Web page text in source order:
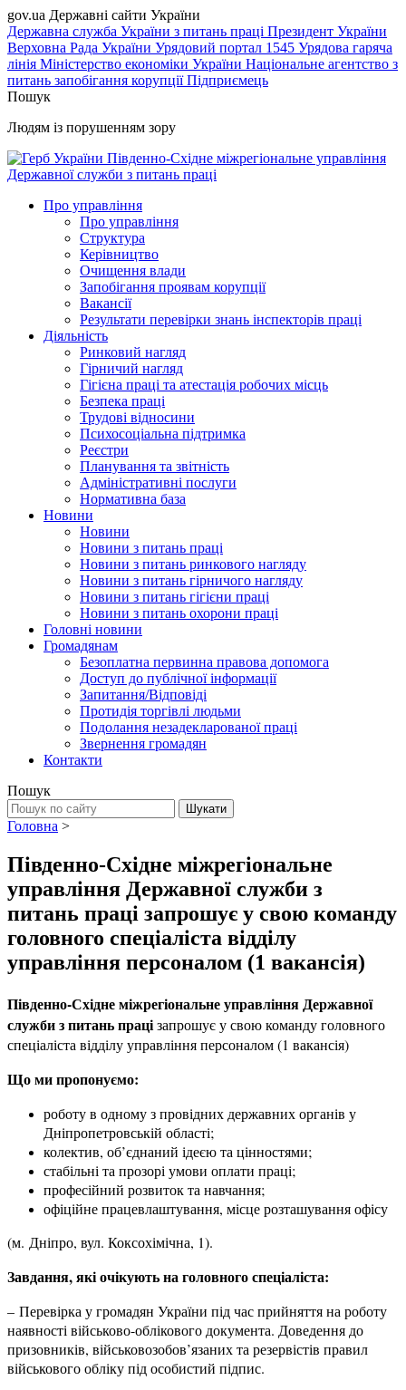
gov.ua Державні сайти України
Державна служба України з питань праці Президент України
Верховна Рада України Урядовий портал 1545 Урядова гаряча
лінія Міністерство економіки України Національне агентство з
питань запобігання корупціїПідприємець
Пошук
Людям із порушенням зору
Південно-Східне міжрегіональне управління
Державної служби з питань праці
Про управління
Про управління
Структура
Керівництво
Очищення влади
Запобігання проявам корупції
Вакансії
Результати перевірки знань інспекторів праці
Діяльність
Ринковий нагляд
Гірничий нагляд
Гігієна праці та атестація робочих місць
Безпека праці
Трудові відносини
Психосоціальна підтримка
Реєстри
Планування та звітність
Адміністративні послуги
Нормативна база
Новини
Новини
Новини з питань праці
Новини з питань ринкового нагляду
Новини з питань гірничого нагляду
Новини з питань гігієни праці
Новини з питань охорони праці
Головні новини
Громадянам
Безоплатна первинна правова допомога
Доступ до публічної інформації
Запитання/Відповіді
Протидія торгівлі людьми
Подолання незадекларованої праці
Звернення громадян
Контакти
Пошук
Головна >
Південно-Східне міжрегіональне
управління Державної служби з
питань праці запрошує у свою команду
головного спеціаліста відділу
управління персоналом (1 вакансія)
Південно-Східне міжрегіональне управління Державної
служби з питань працізапрошує у свою команду головного
спеціаліста відділу управління персоналом (1 вакансія)
Що ми пропонуємо:
роботу в одному з провідних державних органів у
Дніпропетровській області;
колектив, об’єднаний ідеєю та цінностями;
стабільні та прозорі умови оплати праці;
професійний розвиток та навчання;
офіційне працевлаштування, місце розташування офісу
(м. Дніпро, вул. Коксохімічна, 1).
Завдання, які очікують на головного спеціаліста:
– Перевірка у громадян України під час прийняття на роботу
наявності військово-облікового документа. Доведення до
призовників, військовозобов’язаних та резервістів правил
військового обліку під особистий підпис.